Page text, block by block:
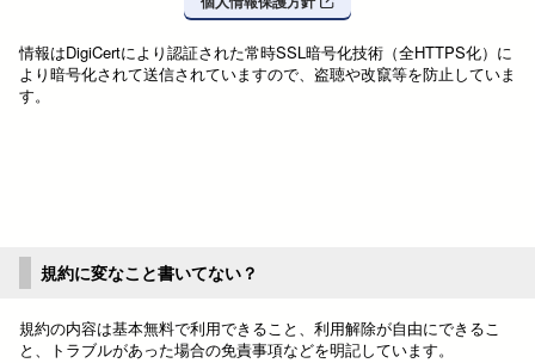
情報はDigiCertにより認証された常時SSL暗号化技術（全HTTPS化）に
より暗号化されて送信されていますので、盗聴や改竄等を防止していま
す。
規約に変なこと書いてない？
規約の内容は基本無料で利用できること、利用解除が自由にできるこ
と、トラブルがあった場合の免責事項などを明記しています。